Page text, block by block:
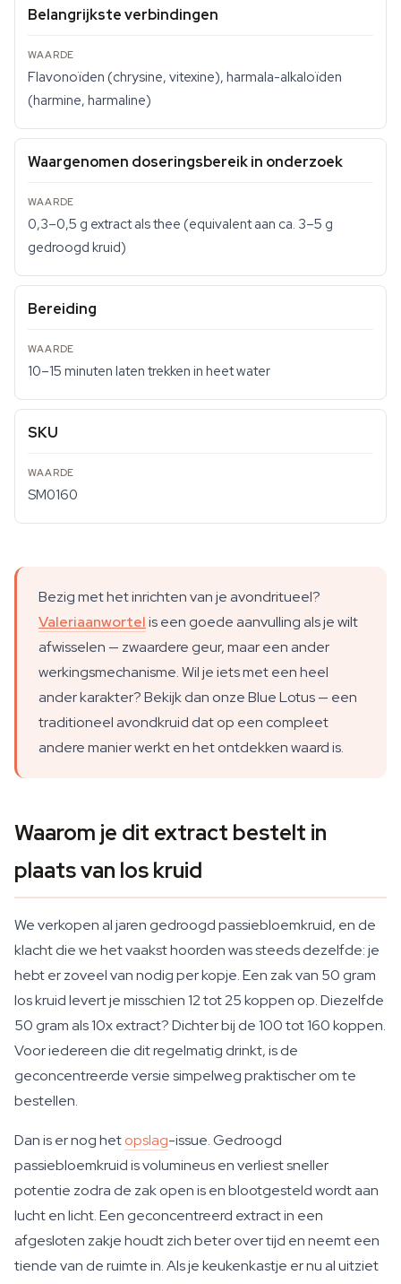
Belangrijkste verbindingen
Flavonoïden (chrysine, vitexine), harmala-alkaloïden
(harmine, harmaline)
Waargenomen doseringsbereik in onderzoek
0,3–0,5 g extract als thee (equivalent aan ca. 3–5 g
gedroogd kruid)
Bereiding
10–15 minuten laten trekken in heet water
SKU
SM0160
Bezig met het inrichten van je avondritueel?
Valeriaanwortelis een goede aanvulling als je wilt
afwisselen — zwaardere geur, maar een ander
werkingsmechanisme. Wil je iets met een heel
ander karakter? Bekijk dan onze Blue Lotus — een
traditioneel avondkruid dat op een compleet
andere manier werkt en het ontdekken waard is.
Waarom je dit extract bestelt in
plaats van los kruid
We verkopen al jaren gedroogd passiebloemkruid, en de
klacht die we het vaakst hoorden was steeds dezelfde: je
hebt er zoveel van nodig per kopje. Een zak van 50 gram
los kruid levert je misschien 12 tot 25 koppen op. Diezelfde
50 gram als 10x extract? Dichter bij de 100 tot 160 koppen.
Voor iedereen die dit regelmatig drinkt, is de
geconcentreerde versie simpelweg praktischer om te
bestellen.
Dan is er nog hetopslag-issue. Gedroogd
passiebloemkruid is volumineus en verliest sneller
potentie zodra de zak open is en blootgesteld wordt aan
lucht en licht. Een geconcentreerd extract in een
afgesloten zakje houdt zich beter over tijd en neemt een
tiende van de ruimte in. Als je keukenkastje er nu al uitziet